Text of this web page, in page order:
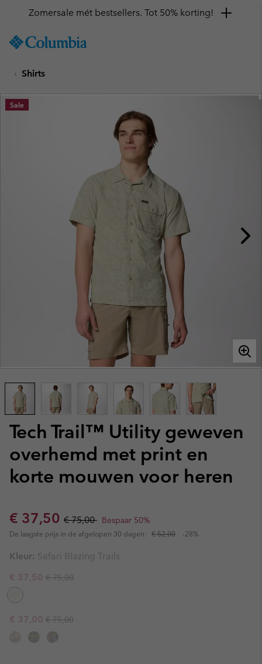
TO
SKIP
MAIN
NAV
Zomersale mét bestsellers. Tot 50% korting!
Shirts
Tech Trail™ Utility geweven
overhemd met print en
korte mouwen voor heren
Sale price:
€ 37,50 Regular price:
€ 75,00 Bespaar 50%
De laagste prijs in de afgelopen 30 dagen: € 52,00 -28%
Sale
Kleur: Safari Blazing Trails
Sale price:
€ 37,50 Regular price:
€ 75,00
Sale price:
€ 37,00 Regular price:
€ 75,00